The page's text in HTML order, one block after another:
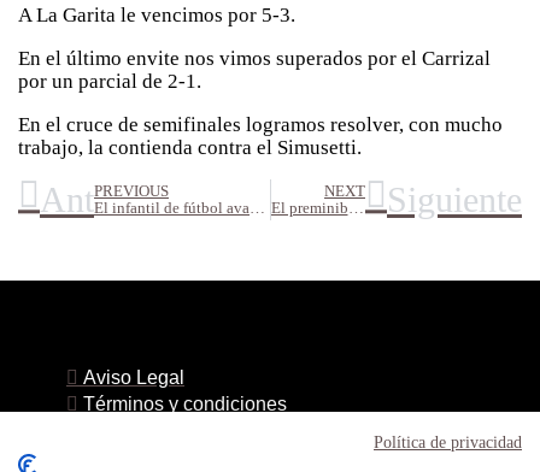
A La Garita le vencimos por 5-3.
En el último envite nos vimos superados por el Carrizal
por un parcial de 2-1.
En el cruce de semifinales logramos resolver, con mucho
trabajo, la contienda contra el Simusetti.
AntPREVIOUS NEXT Siguiente
Aviso Legal
Términos y condiciones
Política de privacidad